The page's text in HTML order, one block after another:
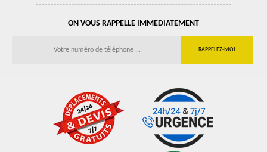
ON VOUS RAPPELLE IMMEDIATEMENT